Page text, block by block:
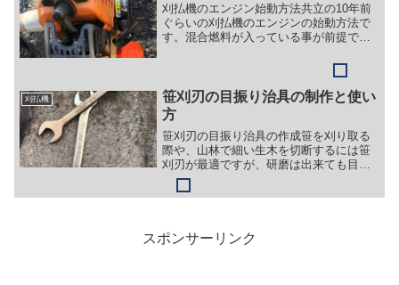
刈払機のエンジン始動方法共立の10年前
ぐらいの刈払機のエンジンの始動方法で
す。混合燃料が入っている事が前提で
ます。２ プライマリーポンプを10回程
度押して燃料をキャブレターに送りま
す。アクセル位置は始動又...
刈払機
笹刈刃の目振り治具の制作と使い
方
笹刈刃の目振り治具の作成笹を刈り取る
際や、山林で細い生木を切断するには笹
刈刃が最適ですが、研磨は出来ても目振
りがめんどくさいし・・・・。アマゾン
でも目振りの道具を取り扱って居ます
スポンサーリンク